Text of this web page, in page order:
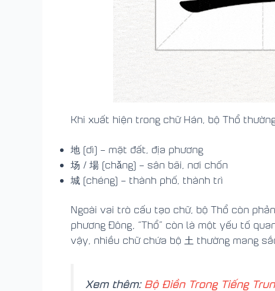
Khi xuất hiện trong chữ Hán, bộ Thổ
地 (dì) – mặt đất, địa phương
场 / 場 (chǎng) – sân bãi, nơi chốn
城 (chéng) – thành phố, thành trì
Ngoài vai trò cấu tạo chữ, bộ Thổ còn
phương Đông, “Thổ” còn là một yếu tố
vậy, nhiều chữ chứa bộ 土 thường mang
Xem thêm: Bộ Điền Trong Tiếng